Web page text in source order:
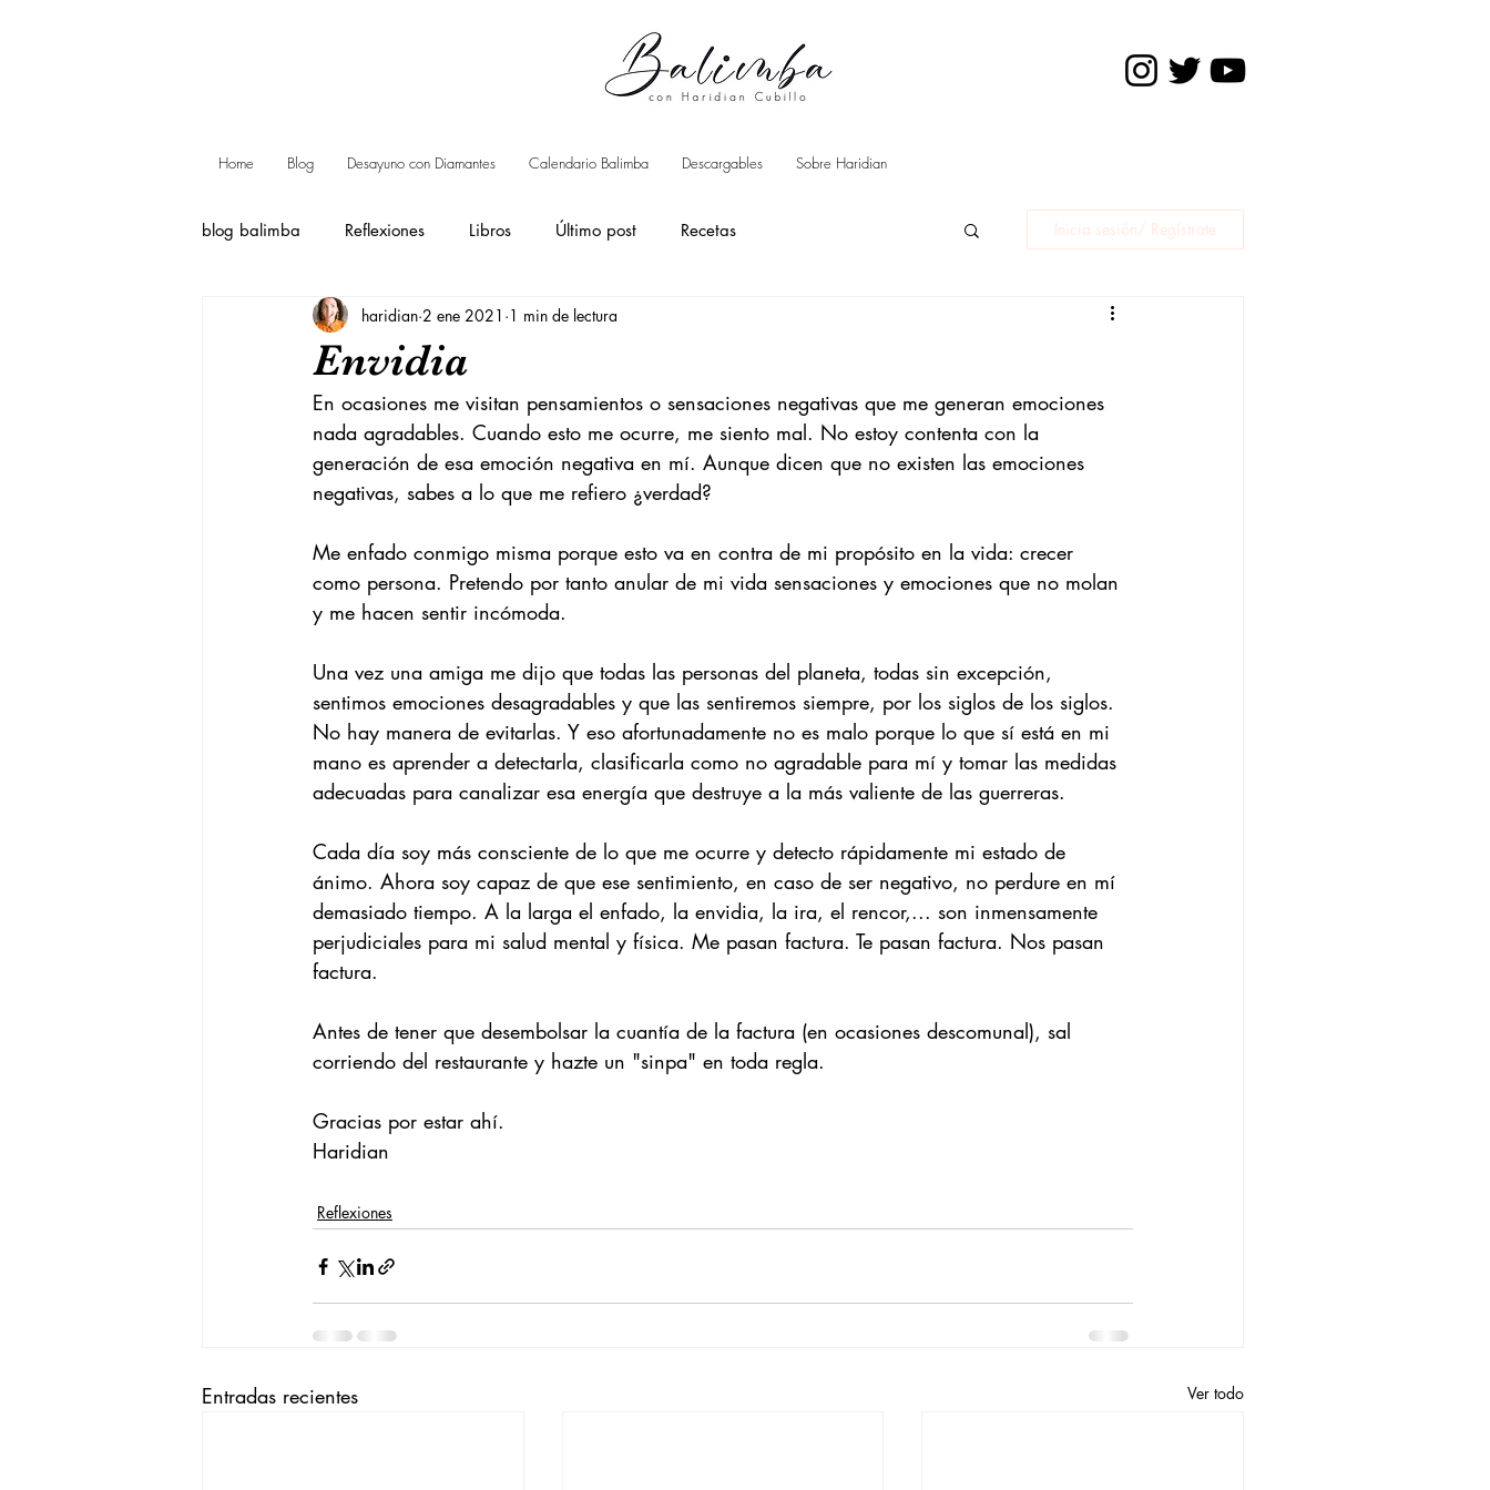
Home Blog Desayuno con Diamantes Calendario Balimba Descargables Sobre Haridian
blog balimba Reflexiones Libros Último post Recetas Inicia sesión/ Regístrate
Envidia
haridian 2 ene 2021 1 min de lectura
En ocasiones me visitan pensamientos o sensaciones negativas que me generan emociones
nada agradables. Cuando esto me ocurre, me siento mal. No estoy contenta con la
generación de esa emoción negativa en mí. Aunque dicen que no existen las emociones
negativas, sabes a lo que me refiero ¿verdad?
Me enfado conmigo misma porque esto va en contra de mi propósito en la vida: crecer
como persona. Pretendo por tanto anular de mi vida sensaciones y emociones que no molan
y me hacen sentir incómoda.
Una vez una amiga me dijo que todas las personas del planeta, todas sin excepción,
sentimos emociones desagradables y que las sentiremos siempre, por los siglos de los siglos.
No hay manera de evitarlas. Y eso afortunadamente no es malo porque lo que sí está en mi
mano es aprender a detectarla, clasificarla como no agradable para mí y tomar las medidas
adecuadas para canalizar esa energía que destruye a la más valiente de las guerreras.
Cada día soy más consciente de lo que me ocurre y detecto rápidamente mi estado de
ánimo. Ahora soy capaz de que ese sentimiento, en caso de ser negativo, no perdure en mí
demasiado tiempo. A la larga el enfado, la envidia, la ira, el rencor,... son inmensamente
perjudiciales para mi salud mental y física. Me pasan factura. Te pasan factura. Nos pasan
factura.
Antes de tener que desembolsar la cuantía de la factura (en ocasiones descomunal), sal
corriendo del restaurante y hazte un "sinpa" en toda regla.
Gracias por estar ahí.
Haridian
Reflexiones
Entradas recientes Ver todo